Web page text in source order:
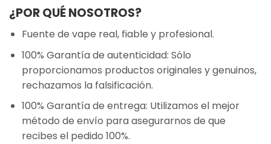
¿POR QUÉ NOSOTROS?
Fuente de vape real, fiable y profesional.
100% Garantía de autenticidad: Sólo
proporcionamos productos originales y genuinos,
rechazamos la falsificación.
100% Garantía de entrega: Utilizamos el mejor
método de envío para asegurarnos de que
recibes el pedido 100%.